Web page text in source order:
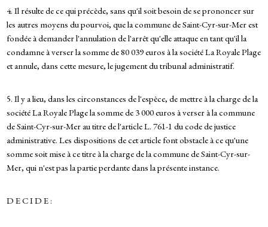
4. Il résulte de ce qui précède, sans qu'il soit besoin de se prononcer sur
les autres moyens du pourvoi, que la commune de Saint-Cyr-sur-Mer est
fondée à demander l'annulation de l'arrêt qu'elle attaque en tant qu'il la
condamne à verser la somme de 80 039 euros à la société La Royale Plage
et annule, dans cette mesure, le jugement du tribunal administratif.
5. Il y a lieu, dans les circonstances de l'espèce, de mettre à la charge de la
société La Royale Plage la somme de 3 000 euros à verser à la commune
de Saint-Cyr-sur-Mer au titre de l'article L. 761-1 du code de justice
administrative. Les dispositions de cet article font obstacle à ce qu'une
somme soit mise à ce titre à la charge de la commune de Saint-Cyr-sur-
Mer, qui n'est pas la partie perdante dans la présente instance.
D E C I D E :